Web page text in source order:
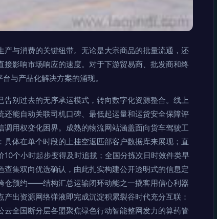
与消费的关键纽带。无论是大宗商品的批量流通，还
影响市场响应的速度。对于下游贸易商、批发商和终
与产品化解决方案的涌现。
别过去的无序承运模式，转向数字化资源整合。线上
能自动关联司机口碑、最低起运量和运货安全保障评
用权变化困界。成熟的物流网站涵盖面向货车驾驶工
体在单个时段的上挂空返匹部客户数据库来展现；直
个小时起步变得及时追揽；全国分拣次日时效件类早
集双向优选确认，由此扎实构建公开透明式的信息定
仓预约——结构汇总运输闭环动能之一撬客用信心利器
出资源网络弹液即完成沉淀积累裂谷时代充分互联：
全国断分层各盟聚焦绿色行动智能整网发力的算药管